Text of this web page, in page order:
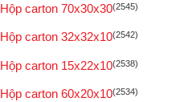
Hộp carton 70x30x30(2545)
Hộp carton 32x32x10(2542)
Hộp carton 15x22x10(2538)
Hộp carton 60x20x10(2534)